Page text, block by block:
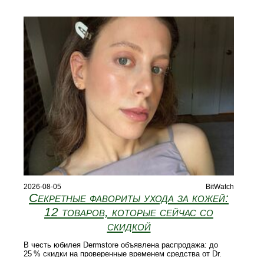
2026-08-05 BitWatch
Секретные фавориты ухода за кожей:
12 товаров, которые сейчас со
скидкой
В честь юбилея Dermstore объявлена распродажа: до
25 % скидки на проверенные временем средства от Dr.